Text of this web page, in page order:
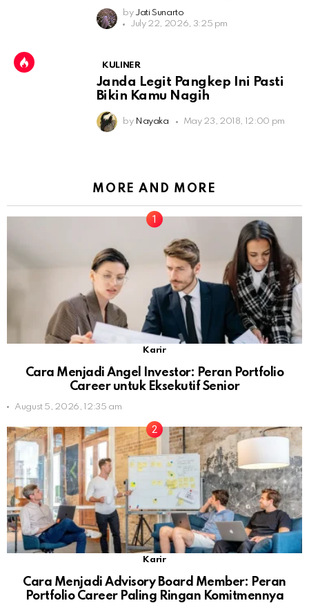
by Jati Sunarto
July 22, 2026, 3:25 pm
KULINER
Janda Legit Pangkep Ini Pasti
Bikin Kamu Nagih
by Nayaka May 23, 2018, 12:00 pm
MORE AND MORE
Karir
Cara Menjadi Angel Investor: Peran Portfolio
Career untuk Eksekutif Senior
August 5, 2026, 12:35 am
Karir
Cara Menjadi Advisory Board Member: Peran
Portfolio Career Paling Ringan Komitmennya